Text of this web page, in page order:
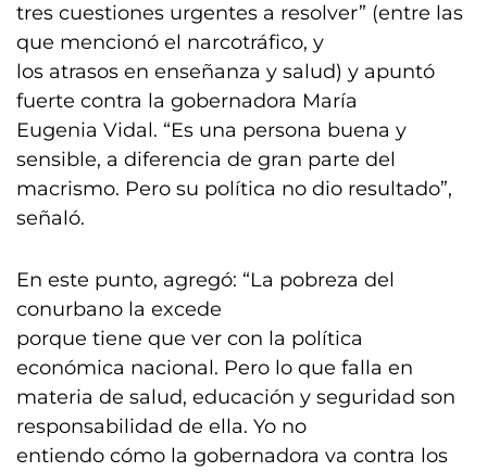
tres cuestiones urgentes a resolver” (entre las
que mencionó el narcotráfico, y
los atrasos en enseñanza y salud) y apuntó
fuerte contra la gobernadora María
Eugenia Vidal. “Es una persona buena y
sensible, a diferencia de gran parte del
macrismo. Pero su política no dio resultado”,
señaló.
En este punto, agregó: “La pobreza del
conurbano la excede
porque tiene que ver con la política
económica nacional. Pero lo que falla en
materia de salud, educación y seguridad son
responsabilidad de ella. Yo no
entiendo cómo la gobernadora va contra los